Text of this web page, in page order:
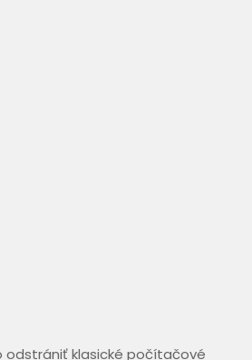
klasické počítačové